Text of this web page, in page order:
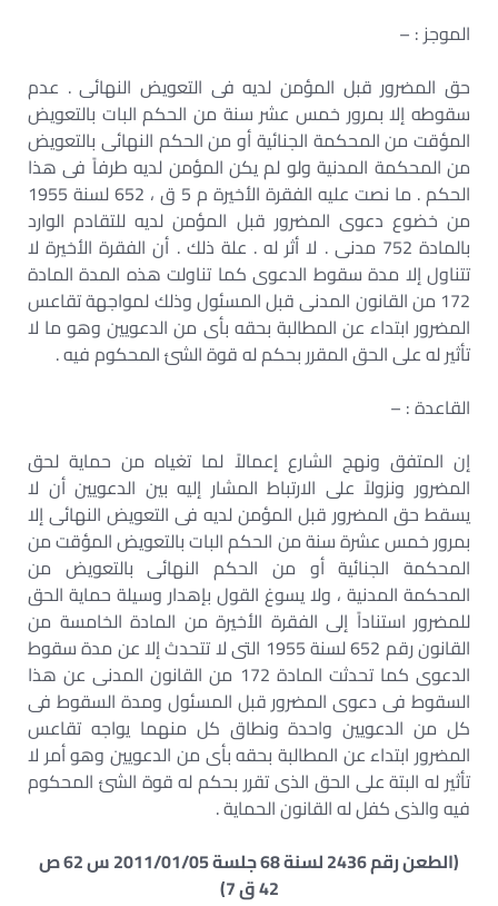
الموجز : –
حق المضرور قبل المؤمن لديه فى التعويض النهائى . عدم
سقوطه إلا بمرور خمس عشر سنة من الحكم البات بالتعويض
المؤقت من المحكمة الجنائية أو من الحكم النهائى بالتعويض
من المحكمة المدنية ولو لم يكن المؤمن لديه طرفاً فى هذا
الحكم . ما نصت عليه الفقرة الأخيرة م 5 ق ، 652 لسنة 1955
من خضوع دعوى المضرور قبل المؤمن لديه للتقادم الوارد
بالمادة 752 مدنى . لا أثر له . علة ذلك . أن الفقرة الأخيرة لا
تتناول إلا مدة سقوط الدعوى كما تناولت هذه المدة المادة
172 من القانون المدنى قبل المسئول وذلك لمواجهة تقاعس
المضرور ابتداء عن المطالبة بحقه بأى من الدعويين وهو ما لا
تأثير له على الحق المقرر بحكم له قوة الشئ المحكوم فيه .
القاعدة : –
إن المتفق ونهج الشارع إعمالاً لما تغياه من حماية لحق
المضرور ونزولاً على الارتباط المشار إليه بين الدعويين أن لا
يسقط حق المضرور قبل المؤمن لديه فى التعويض النهائى إلا
بمرور خمس عشرة سنة من الحكم البات بالتعويض المؤقت من
المحكمة الجنائية أو من الحكم النهائى بالتعويض من
المحكمة المدنية ، ولا يسوغ القول بإهدار وسيلة حماية الحق
للمضرور استناداً إلى الفقرة الأخيرة من المادة الخامسة من
القانون رقم 652 لسنة 1955 التى لا تتحدث إلا عن مدة سقوط
الدعوى كما تحدثت المادة 172 من القانون المدنى عن هذا
السقوط فى دعوى المضرور قبل المسئول ومدة السقوط فى
كل من الدعويين واحدة ونطاق كل منهما يواجه تقاعس
المضرور ابتداء عن المطالبة بحقه بأى من الدعويين وهو أمر لا
تأثير له البتة على الحق الذى تقرر بحكم له قوة الشئ المحكوم
فيه والذى كفل له القانون الحماية .
(الطعن رقم 2436 لسنة 68 جلسة 2011/01/05 س 62 ص
42 ق 7)